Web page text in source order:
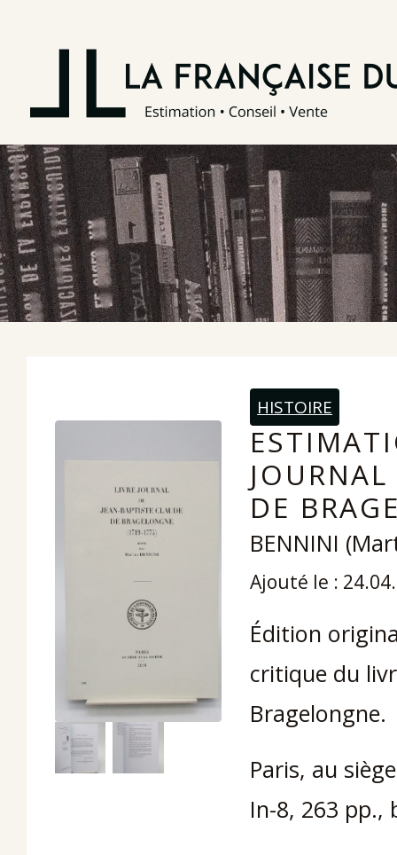
HISTOIRE
DE
BENNINI
Ajouté le :
Édition
critique du
Bragelongne.
Paris, au
In-8, 263 pp.,